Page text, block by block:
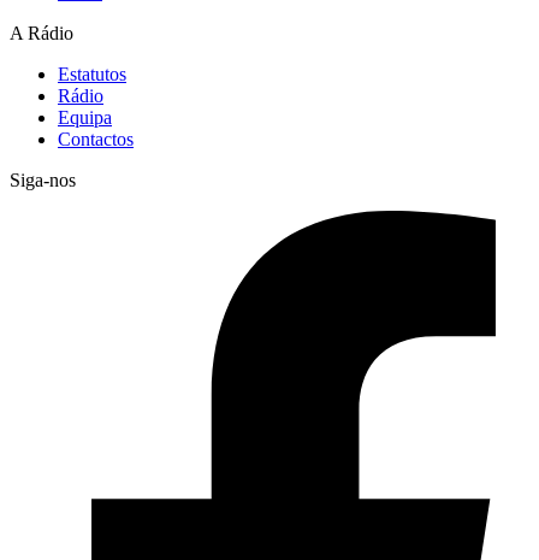
A Rádio
Estatutos
Rádio
Equipa
Contactos
Siga-nos